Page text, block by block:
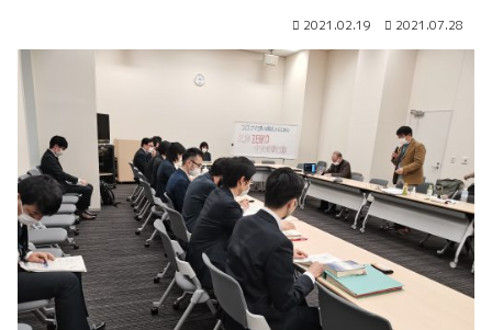
2021.02.19 2021.07.28